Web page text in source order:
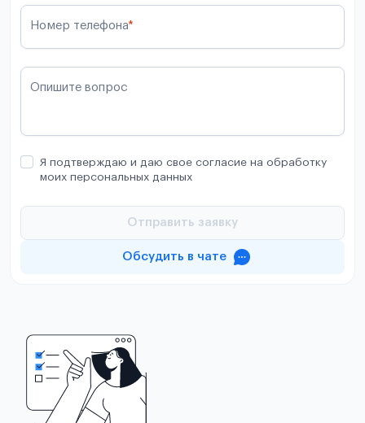
Номер телефона*
Опишите вопрос
Я подтверждаю и даю свое согласие на обработку
моих персональных данных
Отправить заявку
Обсудить в чате